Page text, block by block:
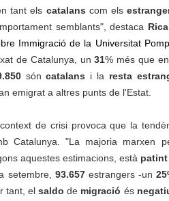
tant els catalans com els
semblants", destaca
Immigració de la Universitat
de Catalunya, un31% més que
sóncatalans i la resta
emigrat a altres punts de l'Estat.
de crisi provoca que la
Catalunya. "La majoria marxen
aquestes estimacions, està patint
setembre, 93.657estrangers -un
tant, elsaldo de migració és